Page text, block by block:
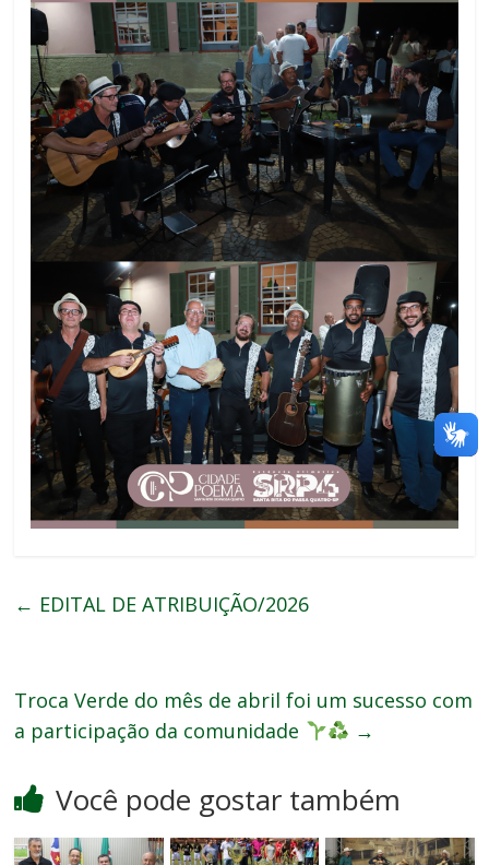
← EDITAL DE ATRIBUIÇÃO/2026
Troca Verde do mês de abril foi um sucesso com
a participação da comunidade
→
Você pode gostar também